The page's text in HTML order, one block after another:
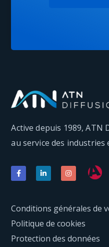
Active depuis 1989, ATN
au service des industries
Conditions générales de
Politique de cookies
Protection des données